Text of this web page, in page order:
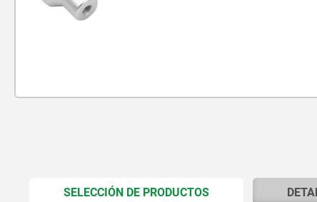
SELECCIÓN DE PRODUCTOSCURRENT